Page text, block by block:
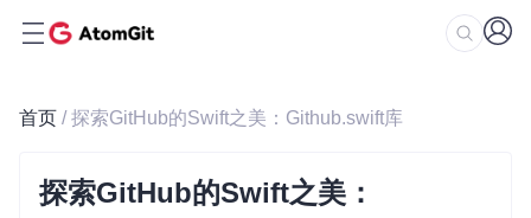
首页 / 探索GitHub的Swift之美：Github.swift库
探索GitHub的Swift之美：